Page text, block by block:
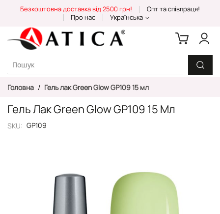
Content
Безкоштовна доставка від 2500 грн!
Опт та співпраця!
Про нас
Українська
Головна Гель лак Green Glow GP109 15 мл
Гель Лак Green Glow GP109 15 Мл
SKU GP109